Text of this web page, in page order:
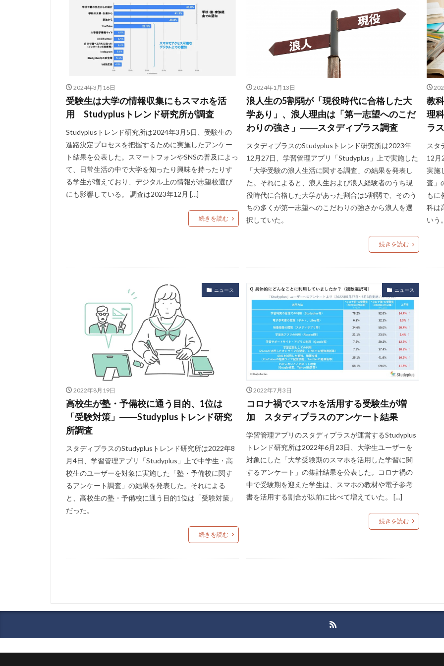
2024年3月16日
受験生は大学の情報収集にもスマホを活
用 Studyplusトレンド研究所が調査
Studyplusトレンド研究所は2024年3月5日、受験生の
進路決定プロセスを把握するために実施したアンケー
ト結果を公表した。スマートフォンやSNSの普及によっ
て、日常生活の中で大学を知ったり興味を持ったりす
る学生が増えており、デジタル上の情報が志望校選び
にも影響している。 調査は2023年12月 […]
続きを読む
2024年1月13日
浪人生の5割弱が「現役時代に合格した大
学あり」、浪人理由は「第一志望へのこだ
わりの強さ」――スタディプラス調査
スタディプラスのStudyplusトレンド研究所は2023年
12月27日、学習管理アプリ「Studyplus」上で実施した
「大学受験の浪人生活に関する調査」の結果を発表し
た。それによると、浪人生および浪人経験者のうち現
役時代に合格した大学があった割合は5割弱で、そのう
ちの多くが第一志望へのこだわりの強さから浪人を選
択していた。
続きを読む
教
理
ラ
スタ
12月
実施
査」
もに
科は
いう。
ニュース
2022年8月19日
高校生が塾・予備校に通う目的、1位は
「受験対策」――Studyplusトレンド研究
所調査
スタディプラスのStudyplusトレンド研究所は2022年8
月4日、学習管理アプリ「Studyplus」上で中学生・高
校生のユーザーを対象に実施した「塾・予備校に関す
るアンケート調査」の結果を発表した。それによる
と、高校生の塾・予備校に通う目的1位は「受験対策」
だった。
続きを読む
ニュース
2022年7月3日
コロナ禍でスマホを活用する受験生が増
加 スタディプラスのアンケート結果
学習管理アプリのスタディプラスが運営するStudyplus
トレンド研究所は2022年6月23日、大学生ユーザーを
対象にした「大学受験期のスマホを活用した学習に関
するアンケート」の集計結果を公表した。コロナ禍の
中で受験期を迎えた学生は、スマホの教材や電子参考
書を活用する割合が以前に比べて増えていた。 […]
続きを読む